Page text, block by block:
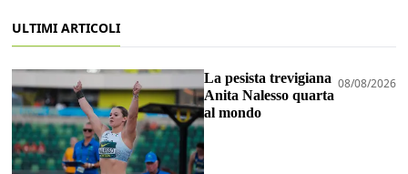
ULTIMI ARTICOLI
La pesista trevigiana
Anita Nalesso quarta
al mondo
08/08/2026